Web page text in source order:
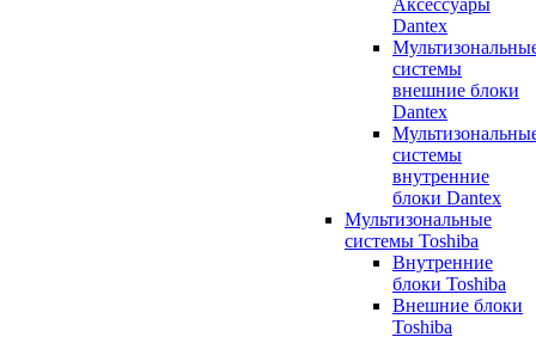
Dantex
системы
внешние блоки
Dantex
системы
внутренние
блоки Dantex
Мультизональные
системы Toshiba
Внутренние
блоки Toshiba
Внешние блоки
Toshiba